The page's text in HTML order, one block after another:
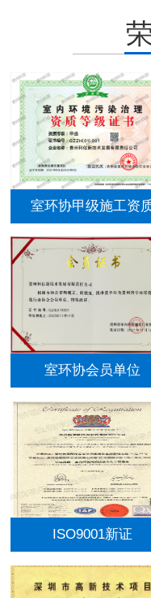
室环协甲级施工资
室环协会员单位
ISO9001新证